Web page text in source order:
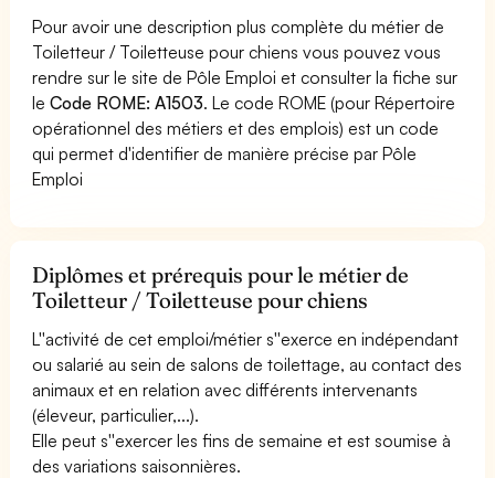
Pour avoir une description plus complète du métier de
Toiletteur / Toiletteuse pour chiens vous pouvez vous
rendre sur le site de Pôle Emploi et consulter la fiche sur
leCode ROME: A1503. Le code ROME (pour Répertoire
opérationnel des métiers et des emplois) est un code
qui permet d'identifier de manière précise par Pôle
Emploi
Diplômes et prérequis pour le métier de
Toiletteur / Toiletteuse pour chiens
L''activité de cet emploi/métier s''exerce en indépendant
ou salarié au sein de salons de toilettage, au contact des
animaux et en relation avec différents intervenants
(éleveur, particulier,...).
Elle peut s''exercer les fins de semaine et est soumise à
des variations saisonnières.